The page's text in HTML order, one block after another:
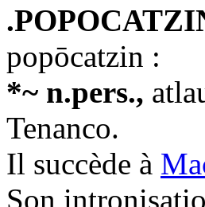
popōcatzin :
*~ n.pers.,
Tenanco.
Il succède à
Son